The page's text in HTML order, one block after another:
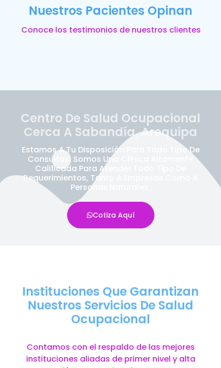
Nuestros Pacientes Opinan
Conoce los testimonios de nuestros clientes
Centro De Salud Ocupacional
Cerca A Sabandía, Arequipa
Estamos A Tu Disposición Para Todo Tipo De
Consultas, Somos Una Clínica Altamente
Calificada Para Atender Todo Tipo De
Requerimientos, Tanto A Empresas Como A
Personas Naturales.
Cotiza Aquí
Instituciones Que Garantizan
Nuestros Servicios De Salud
Ocupacional
Contamos con el respaldo de las mejores
instituciones aliadas de primer nivel y alta